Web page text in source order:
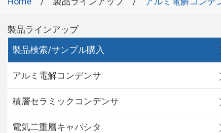
製品ラインアップ
製品検索/サンプル購入
アルミ電解コンデンサ
積層セラミックコンデンサ
電気二重層キャパシタ